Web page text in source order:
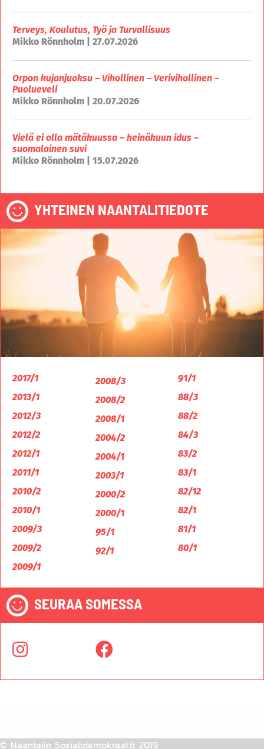
Terveys, Koulutus, Työ ja Turvallisuus
Mikko Rönnholm | 27.07.2026
Orpon kujanjuoksu – Vihollinen – Verivihollinen –
Puolueveli
Mikko Rönnholm | 20.07.2026
Vielä ei olla mätäkuussa – heinäkuun idus –
suomalainen suvi
Mikko Rönnholm | 15.07.2026
YHTEINEN NAANTALITIEDOTE
2017/1
2013/1
2012/3
2012/2
2012/1
2011/1
2010/2
2010/1
2009/3
2009/2
2009/1
2008/3
2008/2
2008/1
2004/2
2004/1
2003/1
2000/2
2000/1
95/1
92/1
91/1
88/3
88/2
84/3
83/2
83/1
82/12
82/1
81/1
80/1
SEURAA SOMESSA
© Naantalin Sosialidemokraatit 2019